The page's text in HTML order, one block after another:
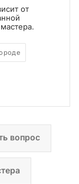
от
вопрос